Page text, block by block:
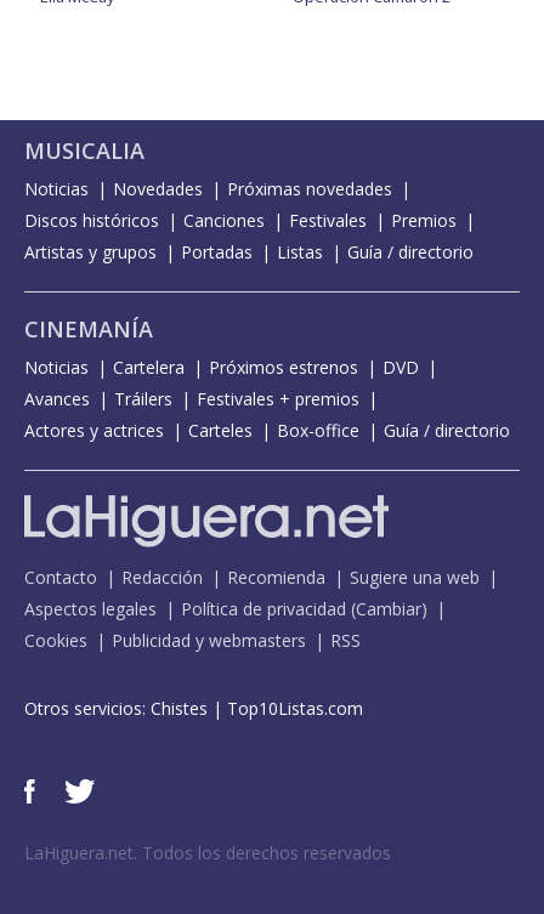
MUSICALIA
Noticias Novedades
Próximas novedades
Discos históricos
Canciones Festivales
Premios
Artistas y grupos
Portadas Listas Guía / directorio
CINEMANÍA
Noticias Cartelera Próximos estrenos
DVD
Avances
Tráilers
Festivales + premios
Actores y actrices
Carteles Box-office Guía / directorio
Contacto Redacción Recomienda
Sugiere una web
Aspectos legales
Política de privacidad (Cambiar)
Cookies
Publicidad y webmasters RSS
Otros servicios: Chistes | Top10Listas.com
LaHiguera.net. Todos los derechos reservados